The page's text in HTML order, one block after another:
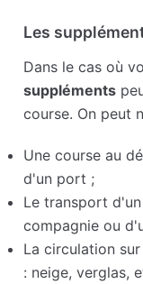
Les
Dans le cas où
suppléments
course. On peut
Une course au
d'un port ;
Le transport
compagnie ou
La circulation
: neige, verglas,